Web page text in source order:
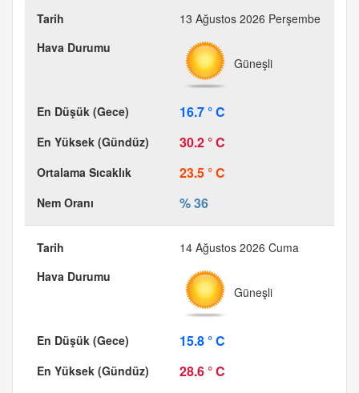
13 Ağustos 2026 Perşembe
Güneşli
16.7 ° C
30.2 ° C
23.5 ° C
% 36
14 Ağustos 2026 Cuma
Güneşli
15.8 ° C
28.6 ° C